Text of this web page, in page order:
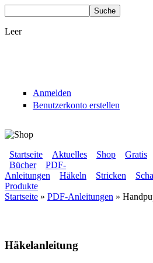
Leer
Anmelden
Benutzerkonto erstellen
BLUMENBUNT
Sekundärmenü
Startseite Aktuelles Shop Gratis
Hauptmenü
Bücher
PDF-
Anleitungen
Häkeln Stricken
Produkte
Startseite » PDF-Anleitungen »
Häkelanleitung